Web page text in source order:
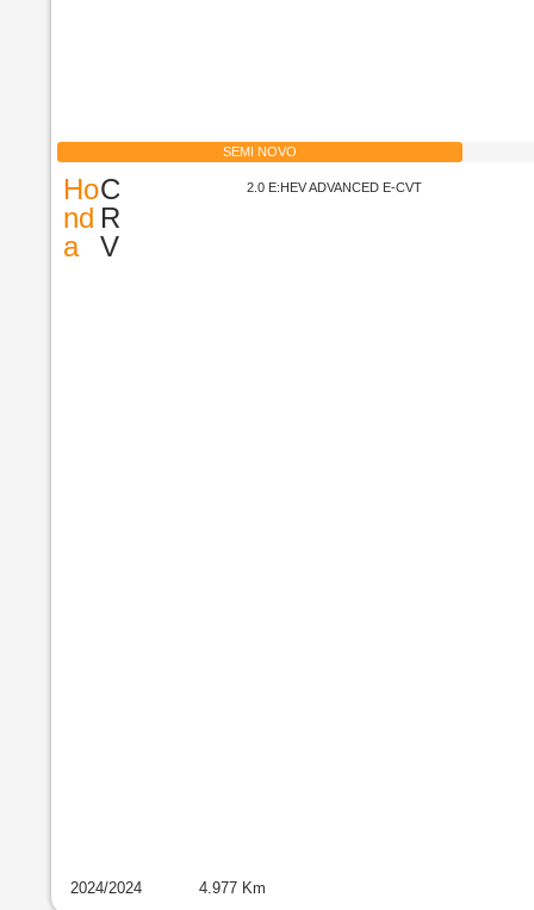
SEMI NOVO
Ho
nd
a
C
R
V
2.0 E:HEV ADVANCED E-CVT
2024/2024 4.977Km